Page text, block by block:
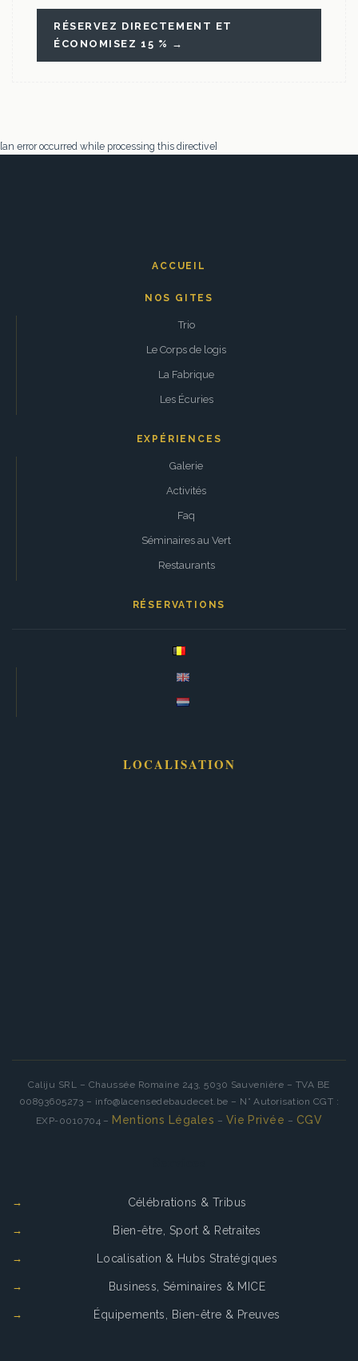
RÉSERVEZ DIRECTEMENT ET
ÉCONOMISEZ 15 % →
[an error occurred while processing this directive]
ACCUEIL
NOS GITES
Trio
Le Corps de logis
La Fabrique
Les Écuries
EXPÉRIENCES
Galerie
Activités
Faq
Séminaires au Vert
Restaurants
RÉSERVATIONS
LOCALISATION
Caliju SRL – Chaussée Romaine 243, 5030 Sauvenière – TVA BE
00893605273 – info@lacensedebaudecet.be – N° Autorisation CGT :
EXP-0010704 – Mentions Légales – Vie Privée – CGV
Célébrations & Tribus
Bien-être, Sport & Retraites
Localisation & Hubs Stratégiques
Business, Séminaires & MICE
Équipements, Bien-être & Preuves